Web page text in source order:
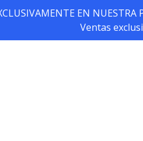
EN
Ventas